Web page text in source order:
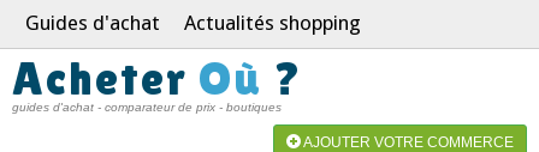
Guides d'achat Actualités shopping
Acheter Où ?
guides d'achat - comparateur de prix - boutiques
AJOUTER VOTRE COMMERCE